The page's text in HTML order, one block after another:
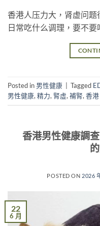
香港人压力大，肾虚问题
日常吃什么调理，要不要
Posted in 男性健康 Tagged
男性健康,精力, 腎虛,補腎,香港
香港男性健康調
POSTED ON 2026
22
6 月